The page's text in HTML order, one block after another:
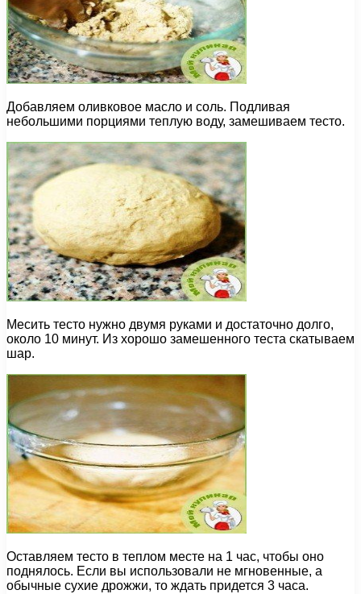
Добавляем оливковое масло и соль. Подливая
небольшими порциями теплую воду, замешиваем тесто.
Месить тесто нужно двумя руками и достаточно долго,
около 10 минут. Из хорошо замешенного теста скатываем
шар.
Оставляем тесто в теплом месте на 1 час, чтобы оно
поднялось. Если вы использовали не мгновенные, а
обычные сухие дрожжи, то ждать придется 3 часа.